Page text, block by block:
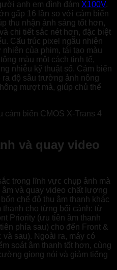
anh em đình đám X100V.
gấp 16 lần so với cảm biến
thu nhận ánh sáng tốt hơn,
chi tiết sắc nét hơn, đặc biệt
Cấu trúc pixel ngẫu nhiên
của phim, tái tạo màu
màu một cách tinh tế,
nhiễu kỹ thuật số. Cảm biến
độ sâu trường ảnh nông
mượt mà, giúp chủ thể
và quay video
trong lĩnh vực chụp ảnh mà
và quay video chất lượng
chế độ thu âm thanh khác
thanh cho từng bối cảnh: từ
Priority (ưu tiên âm thanh
phía sau) cho đến Front &
sau). Ngoài ra, máy có
soát âm thanh tốt hơn, cùng
giọng nói và giảm tiếng